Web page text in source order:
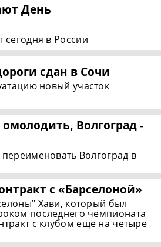
День
сегодня в России
сдан в Сочи
новый участок
Волгоград -
Волгоград в
с «Барселоной»
Хави, который был
последнего чемпионата
с клубом еще на четыре